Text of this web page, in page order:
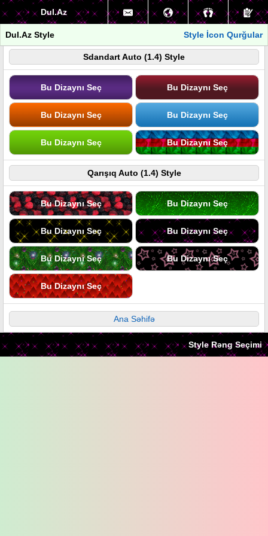
Dul.Az
Dul.Az Style Style İcon Qurğular
Sdandart Auto (1.4) Style
Bu Dizaynı Seç Bu Dizaynı Seç
Bu Dizaynı Seç Bu Dizaynı Seç
Bu Dizaynı Seç Bu Dizaynı Seç
Qarışıq Auto (1.4) Style
Bu Dizaynı Seç Bu Dizaynı Seç
Bu Dizaynı Seç Bu Dizaynı Seç
Bu Dizaynı Seç Bu Dizaynı Seç
Bu Dizaynı Seç
Ana Səhifə
Style Rəng Seçimi